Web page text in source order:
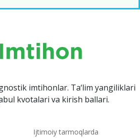
imtihonlar. Ta‘lim yangiliklari
kvotalari va kirish ballari.
Ijtimoiy tarmoqlarda